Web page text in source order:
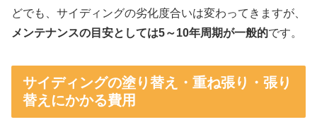
どでも、サイディングの劣化度合いは変わってきますが、
メンテナンスの目安としては5～10年周期が一般的です。
サイディングの塗り替え・重ね張り・張り
替えにかかる費用